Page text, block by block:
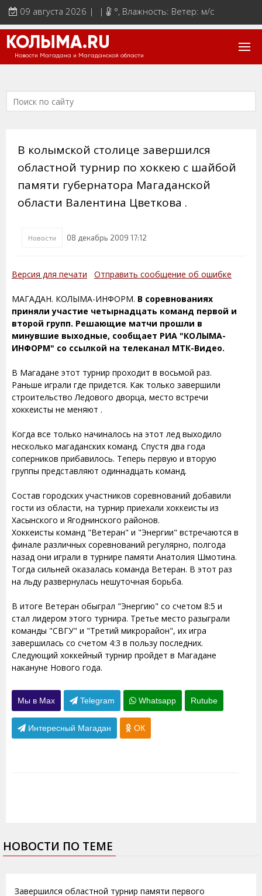
09 августа 2026 | | °, Влажность: Ветер: м/с
КОЛЫМА.RU
Новости Магадана и Магаданской области
В колымской столице завершился
областной турнир по хоккею с шайбой
памяти губернатора Магаданской
области Валентина Цветкова .
Новости 08 декабрь 2009 17:12
Версия для печати Отправить сообщение об ошибке
МАГАДАН. КОЛЫМА-ИНФОРМ. В соревнованиях
приняли участие четырнадцать команд первой и
второй групп. Решающие матчи прошли в
минувшие выходные, сообщает РИА "КОЛЫМА-
ИНФОРМ" со ссылкой на телеканал МТК-Видео.
В Магадане этот турнир проходит в восьмой раз.
Раньше играли где придется. Как только завершили
строительство Ледового дворца, место встречи
хоккеисты не меняют .
Когда все только начиналось на этот лед выходило
несколько магаданских команд. Спустя два года
соперников прибавилось. Теперь первую и вторую
группы представляют одиннадцать команд.
Состав городских участников соревнований добавили
гости из области, на турнир приехали хоккеисты из
Хасынского и Ягоднинского районов.
Хоккеисты команд "Ветеран" и "Энергии" встречаются в
финале различных соревнований регулярно, полгода
назад они играли в турнире памяти Анатолия Шмотина.
Тогда сильней оказалась команда Ветеран. В этот раз
на льду развернулась нешуточная борьба.
В итоге Ветеран обыграл "Энергию" со счетом 8:5 и
стал лидером этого турнира. Третье место разыграли
команды "СВГУ" и "Третий микрорайон", их игра
завершилась со счетом 4:3 в пользу последних.
Следующий хоккейный турнир пройдет в Магадане
накануне Нового года.
Мы в Max Telegram Whatsapp Rutube
Интересный Магадан ОК
НОВОСТИ ПО ТЕМЕ
Завершился областной турнир памяти первого